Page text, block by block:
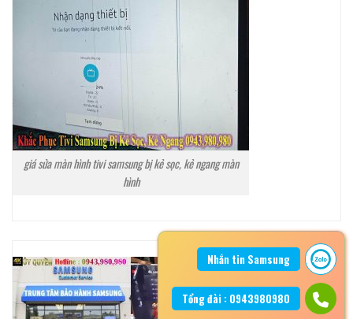
giá sửa màn hình tivi samsung bị kẻ sọc, kẻ ngang màn
hình
Nhắn tin Samsung
Tổng đài : 0943980980